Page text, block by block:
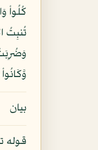
تُنبِتُ
بيان
قوله